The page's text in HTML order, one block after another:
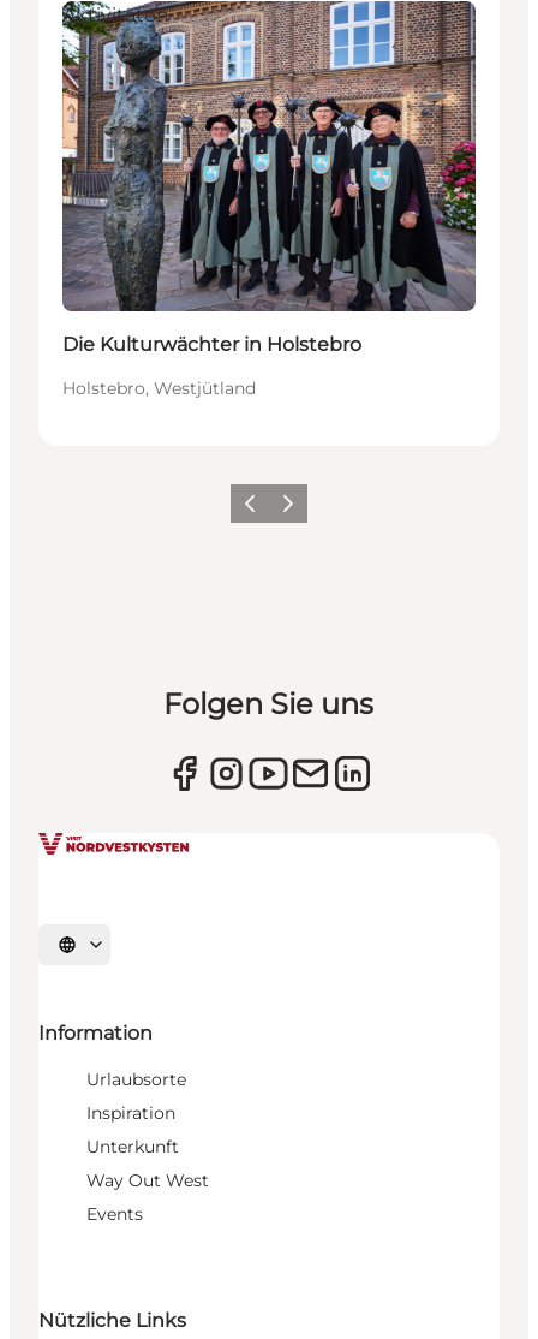
Aktivitäten
Die Kulturwächter in Holstebro
Holstebro, Westjütland
ZurückWeiter
Folgen Sie uns
Sprache auswählen
Information
Urlaubsorte
Inspiration
Unterkunft
Way Out West
Events
Nützliche Links